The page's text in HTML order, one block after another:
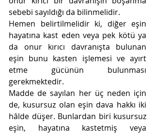
sebebi sayıldığı da bilinmelidir.
Hemen belirtilmelidir ki, diğer eşin
hayatına kast eden veya pek kötü ya
da onur kırıcı davranışta bulunan
eşin bunu kasten işlemesi ve ayırt
etme gücünün bulunması
gerekmektedir.
Madde de sayılan her üç neden için
de, kusursuz olan eşin dava hakkı iki
hâlde düşer. Bunlardan biri kusursuz
eşin, hayatına kastetmiş veya